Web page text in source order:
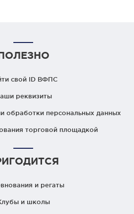
свой ID ВФПС
реквизиты
обработки персональных данных
торговой площадкой
и регаты
и школы